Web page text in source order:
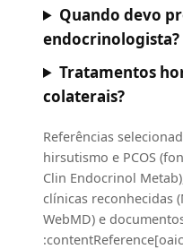
Quando devo
endocrinologista?
Tratamentos
colaterais?
Referências
hirsutismo e PCOS
Clin Endocrinol
clínicas reconhecidas
WebMD) e